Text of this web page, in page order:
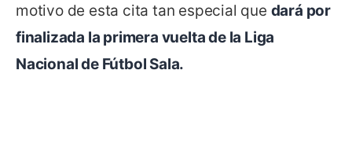
motivo de esta cita tan especial que dará por
finalizada la primera vuelta de la Liga
Nacional de Fútbol Sala.